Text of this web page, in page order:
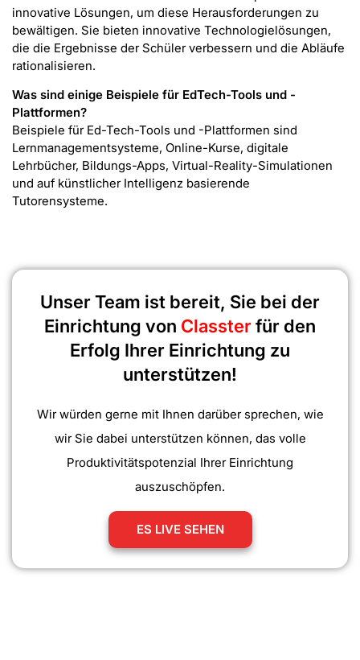
innovative Lösungen, um diese Herausforderungen zu
bewältigen. Sie bieten innovative Technologielösungen,
die die Ergebnisse der Schüler verbessern und die Abläufe
rationalisieren.
Was sind einige Beispiele für EdTech-Tools und -
Plattformen?
Beispiele für Ed-Tech-Tools und -Plattformen sind
Lernmanagementsysteme, Online-Kurse, digitale
Lehrbücher, Bildungs-Apps, Virtual-Reality-Simulationen
und auf künstlicher Intelligenz basierende
Tutorensysteme.
Unser Team ist bereit, Sie bei der
Einrichtung von Classterfür den
Erfolg Ihrer Einrichtung zu
unterstützen!
Wir würden gerne mit Ihnen darüber sprechen, wie
wir Sie dabei unterstützen können, das volle
Produktivitätspotenzial Ihrer Einrichtung
auszuschöpfen.
ES LIVE SEHEN